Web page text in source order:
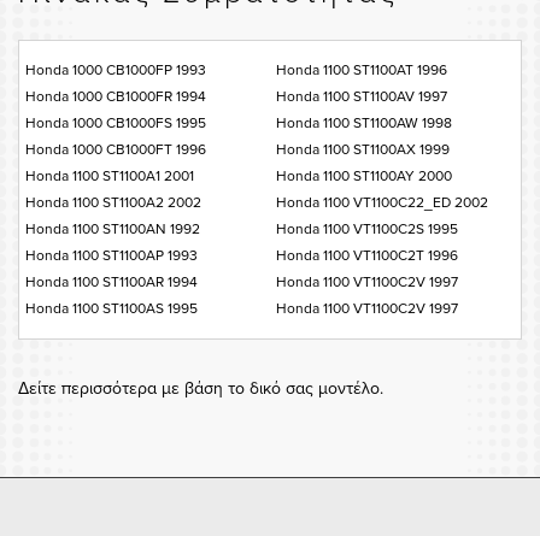
Honda 1000 CB1000FP 1993
Honda 1000 CB1000FR 1994
Honda 1000 CB1000FS 1995
Honda 1000 CB1000FT 1996
Honda 1100 ST1100A1 2001
Honda 1100 ST1100A2 2002
Honda 1100 ST1100AN 1992
Honda 1100 ST1100AP 1993
Honda 1100 ST1100AR 1994
Honda 1100 ST1100AS 1995
Honda 1100 ST1100AT 1996
Honda 1100 ST1100AV 1997
Honda 1100 ST1100AW 1998
Honda 1100 ST1100AX 1999
Honda 1100 ST1100AY 2000
Honda 1100 VT1100C22_ED 2002
Honda 1100 VT1100C2S 1995
Honda 1100 VT1100C2T 1996
Honda 1100 VT1100C2V 1997
Honda 1100 VT1100C2V 1997
Δείτε περισσότερα με βάση το δικό σας μοντέλο.